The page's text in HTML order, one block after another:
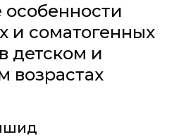
и соматогенных
детском и
возрастах